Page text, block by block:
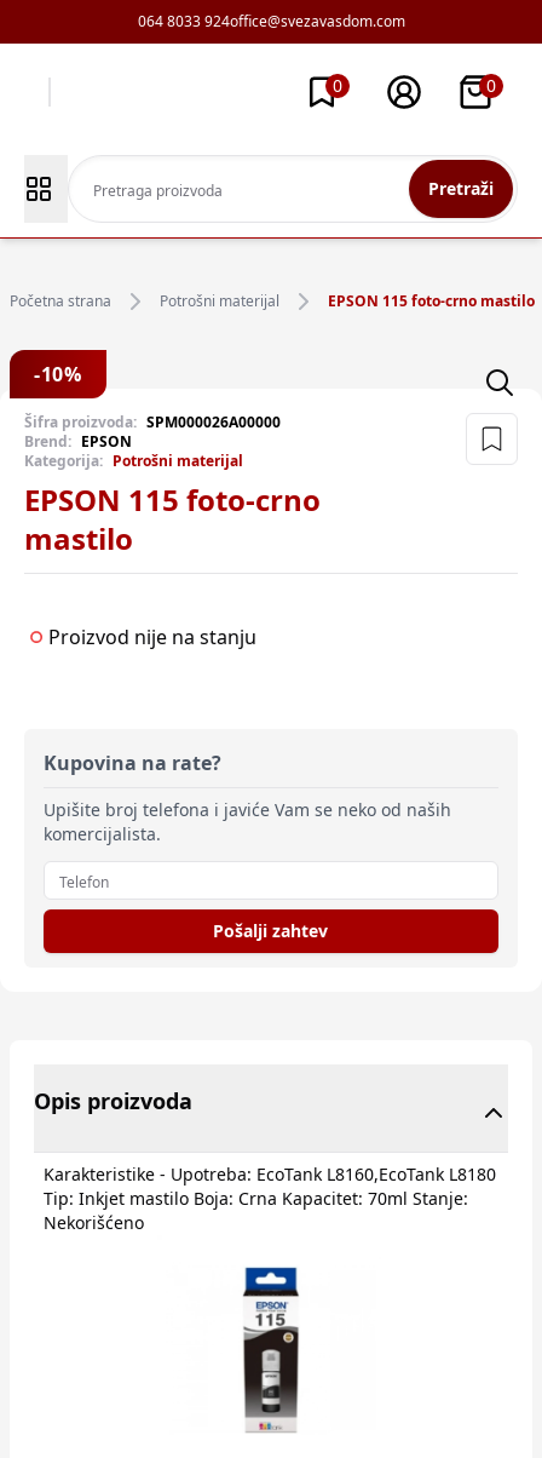
064 8033 924office@svezavasdom.com
0 0
Pretraži
Početna strana Potrošni materijal EPSON 115 foto-crno mastilo
-10%
Šifra proizvoda: SPM000026A00000
Brend: EPSON
Kategorija: Potrošni materijal
EPSON 115 foto-crno
mastilo
Proizvod nije na stanju
Kupovina na rate?
Upišite broj telefona i javiće Vam se neko od naših
komercijalista.
Pošalji zahtev
Opis proizvoda
Karakteristike - Upotreba: EcoTank L8160,EcoTank L8180
Tip: Inkjet mastilo Boja: Crna Kapacitet: 70ml Stanje:
Nekorišćeno